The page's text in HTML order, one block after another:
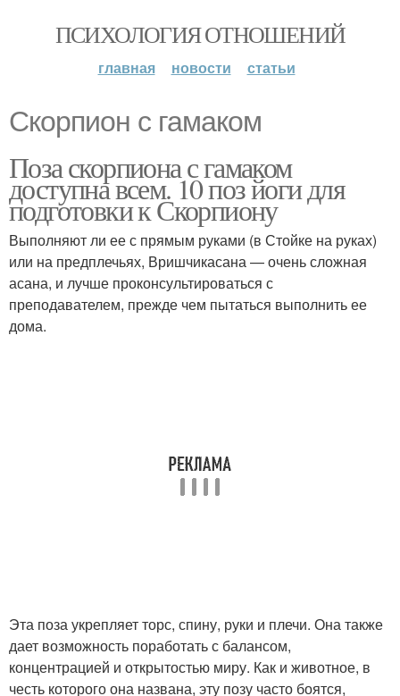
ПСИХОЛОГИЯ ОТНОШЕНИЙ
главная новости статьи
Скорпион с гамаком
Поза скорпиона с гамаком
доступна всем. 10 поз йоги для
подготовки к Скорпиону
Выполняют ли ее с прямым руками (в Стойке на руках)
или на предплечьях, Вришчикасана — очень сложная
асана, и лучше проконсультироваться с
преподавателем, прежде чем пытаться выполнить ее
дома.
Эта поза укрепляет торс, спину, руки и плечи. Она также
дает возможность поработать с балансом,
концентрацией и открытостью миру. Как и животное, в
честь которого она названа, эту позу часто боятся,